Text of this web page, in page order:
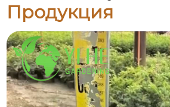
Продукция